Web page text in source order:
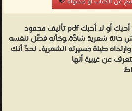
ديوان أحبك أو لا أحبك pdf تأليف محمود
حالة شعرية شادَّة..وكأنه فصَّل لنفسه
طيلة مسيرته الشعرية.. لحدّ أنك
عن غيبية أنها